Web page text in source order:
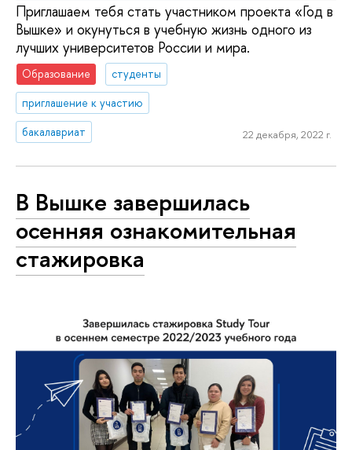
Приглашаем тебя стать участником проекта «Год в
Вышке» и окунуться в учебную жизнь одного из
лучших университетов России и мира.
Образование
студенты
приглашение к участию
бакалавриат
22 декабря, 2022 г.
В Вышке завершилась
осенняя ознакомительная
стажировка